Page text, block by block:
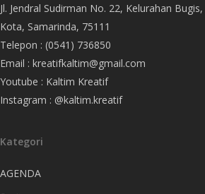
Jl. Jendral Sudirman No. 22, Kelurahan
Kota, Samarinda, 75111
Telepon : (0541) 736850
Email : kreatifkaltim@gmail.com
Youtube : Kaltim Kreatif
Instagram : @kaltim.kreatif
Kategori
AGENDA